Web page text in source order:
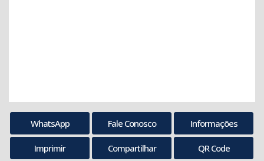
WhatsApp Fale Conosco Informações
Imprimir Compartilhar QR Code